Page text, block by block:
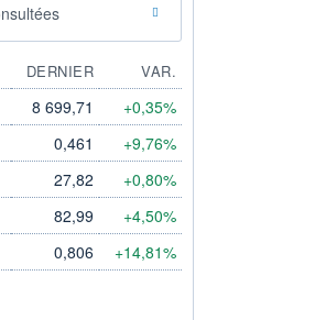
DERNIER
VAR.
8 699,71 +0,35%
0,461 +9,76%
27,82 +0,80%
82,99 +4,50%
0,806 +14,81%